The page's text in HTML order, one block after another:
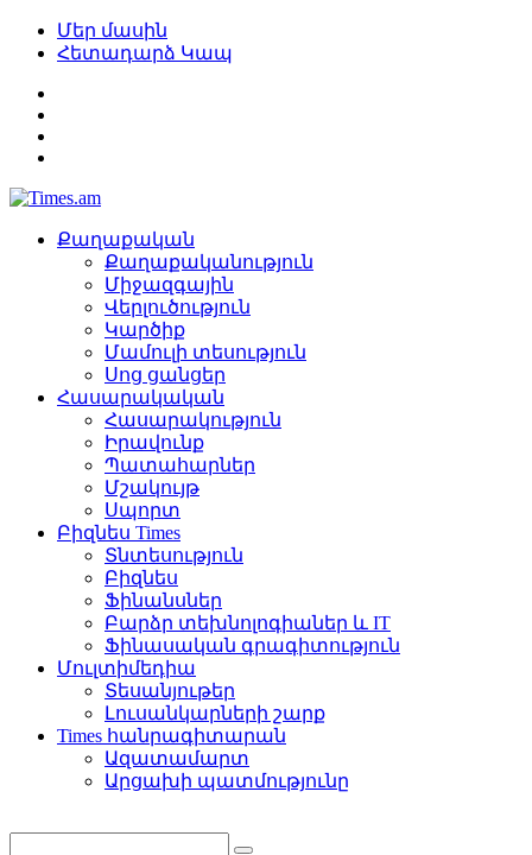
Մեր մասին
Հետադարձ Կապ
Քաղաքական
Քաղաքականություն
Միջազգային
Վերլուծություն
Կարծիք
Մամուլի տեսություն
Սոց ցանցեր
Հասարակական
Հասարակություն
Իրավունք
Պատահարներ
Մշակույթ
Սպորտ
Բիզնես Times
Տնտեսություն
Բիզնես
Ֆինանսներ
Բարձր տեխնոլոգիաներ և IT
Ֆինասական գրագիտություն
Մուլտիմեդիա
Տեսանյութեր
Լուսանկարների շարք
Times հանրագիտարան
Ազատամարտ
Արցախի պատմությունը